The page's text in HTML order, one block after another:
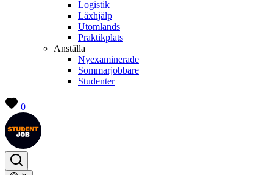
Logistik
Läxhjälp
Utomlands
Praktikplats
Anställa
Nyexaminerade
Sommarjobbare
Studenter
0